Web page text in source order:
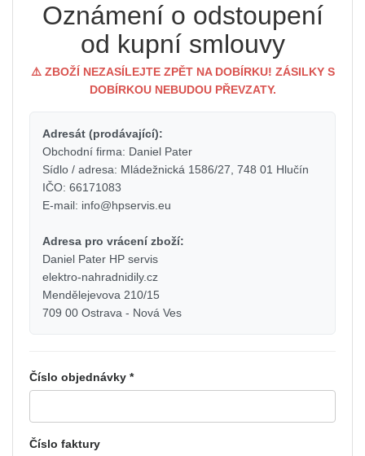
Oznámení o odstoupení
od kupní smlouvy
⚠️ ZBOŽÍ NEZASÍLEJTE ZPĚT NA DOBÍRKU! ZÁSILKY S
DOBÍRKOU NEBUDOU PŘEVZATY.
Adresát (prodávající):
Obchodní firma: Daniel Pater
Sídlo / adresa: Mládežnická 1586/27, 748 01 Hlučín
IČO: 66171083
E-mail: info@hpservis.eu
Adresa pro vrácení zboží:
Daniel Pater HP servis
elektro-nahradnidily.cz
Mendělejevova 210/15
709 00 Ostrava - Nová Ves
Číslo objednávky *
Číslo faktury